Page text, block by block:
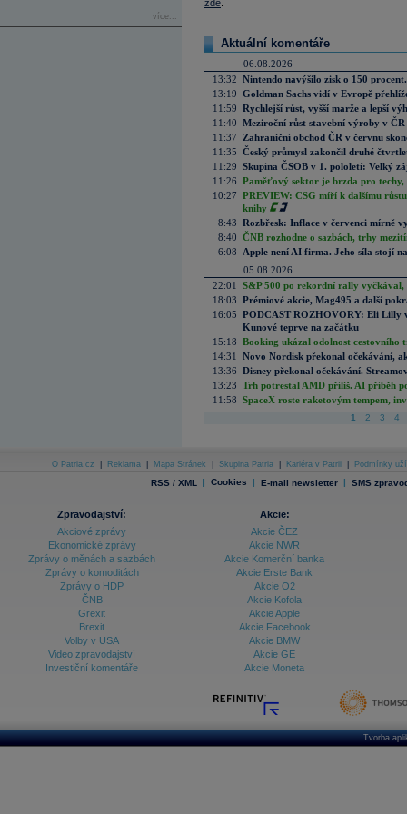
více...
zde
Aktuální komentáře
06.08.2026
13:32 Nintendo navýšilo zisk o 150
13:19 Goldman Sachs vidí v Evropě
11:59 Rychlejší růst, vyšší marže a lepší
11:40 Meziroční růst stavební výroby v
11:37
Zahraniční obchod ČR v červnu
11:35 Český průmysl zakončil druhé
11:29 Skupina ČSOB v 1. pololetí: Velký
11:26 Paměťový sektor je brzda pro techy,
10:27 PREVIEW: CSG míří k dalšímu
knihy
8:43 Rozbřesk: Inflace v červenci mírně
8:40 ČNB rozhodne o sazbách, trhy
6:08
Apple není AI firma. Jeho síla stojí
05.08.2026
22:01
S&P 500 po rekordní rally vyčkával,
18:03 Prémiové akcie, Mag495 a další
16:05 PODCAST ROZHOVORY: Eli Lilly
Kunové teprve na začátku
15:18 Booking ukázal odolnost cestovního
14:31
Novo Nordisk překonal očekávání,
13:36 Disney překonal očekávání.
13:23 Trh potrestal AMD příliš. AI příběh
11:58 SpaceX roste raketovým tempem,
1 2 3 4
O Patria.cz Reklama Mapa Stránek Skupina Patria Kariéra v Patrii Podmínky
RSS / XML | Cookies | E-mail newsletter | SMS
Zpravodajství:
Akciové zprávy
Ekonomické zprávy
Zprávy o měnách a sazbách
Zprávy o komoditách
Zprávy o HDP
ČNB
Grexit
Brexit
Volby v USA
Video zpravodajství
Investiční komentáře
Akcie:
Akcie ČEZ
Akcie NWR
Akcie Komerční banka
Akcie Erste Bank
Akcie O2
Akcie Kofola
Akcie Apple
Akcie Facebook
Akcie BMW
Akcie GE
Akcie Moneta
Tvorba